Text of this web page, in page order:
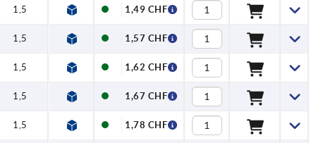
1,5 1,49 CHF
1,5 1,57 CHF
1,5 1,62 CHF
1,5 1,67 CHF
1,5 1,78 CHF